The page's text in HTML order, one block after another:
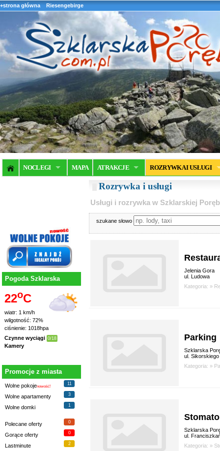
+strona główna Riesengebirge
NOCLEGI MAPA ATRAKCJE ROZRYWKA I USŁUGI
Pogoda Szklarska
22oC
wiatr: 1 km/h
wilgotność: 72%
ciśnienie: 1018hpa
Czynne wyciągi 0/18
Kamery
Promocje z miasta
Wolne pokojenowość!
11
Wolne apartamenty 3
Wolne domki 1
Polecane oferty 0
Gorące oferty 0
Lastminute 2
Rozrywka i usługi
Usługi i rozrywka w Szklarskiej
szukane słowo
Jelenia Gora
ul. Ludowa
Kategoria: »
Parking
Szklarska
ul. Sikorskiego
Kategoria: »
Szklarska
ul.
Kategoria: »